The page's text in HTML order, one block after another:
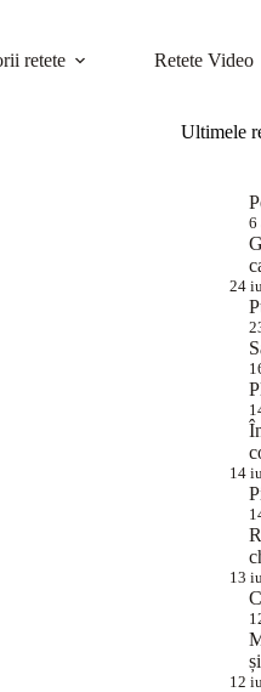
retete Retete Video
Ultimele
6
24
14
13
12